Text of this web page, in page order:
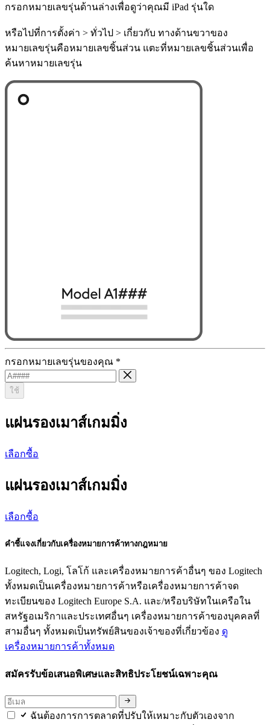
กรอกหมายเลขรุ่นด้านล่างเพื่อดูว่าคุณมี iPad รุ่นใด
หรือไปที่การตั้งค่า > ทั่วไป > เกี่ยวกับ ทางด้านขวาของ
หมายเลขรุ่นคือหมายเลขชิ้นส่วน แตะที่หมายเลขชิ้นส่วนเพื่อ
ค้นหาหมายเลขรุ่น
กรอกหมายเลขรุ่นของคุณ *
ใช้
แผ่นรองเมาส์เกมมิ่ง
เลือกซื้อ
แผ่นรองเมาส์เกมมิ่ง
เลือกซื้อ
คำชี้แจงเกี่ยวกับเครื่องหมายการค้าทางกฎหมาย
Logitech, Logi, โลโก้ และเครื่องหมายการค้าอื่นๆ ของ Logitech
ทั้งหมดเป็นเครื่องหมายการค้าหรือเครื่องหมายการค้าจด
ทะเบียนของ Logitech Europe S.A. และ/หรือบริษัทในเครือใน
สหรัฐอเมริกาและประเทศอื่นๆ เครื่องหมายการค้าของบุคคลที่
สามอื่นๆ ทั้งหมดเป็นทรัพย์สินของเจ้าของที่เกี่ยวข้อง ดู
เครื่องหมายการค้าทั้งหมด
สมัครรับข้อเสนอพิเศษและสิทธิประโยชน์เฉพาะคุณ
ฉันต้องการการตลาดที่ปรับให้เหมาะกับตัวเองจาก